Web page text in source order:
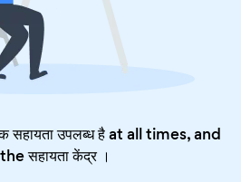
उपलब्ध है at all times, and
theसहायता केंद्र।